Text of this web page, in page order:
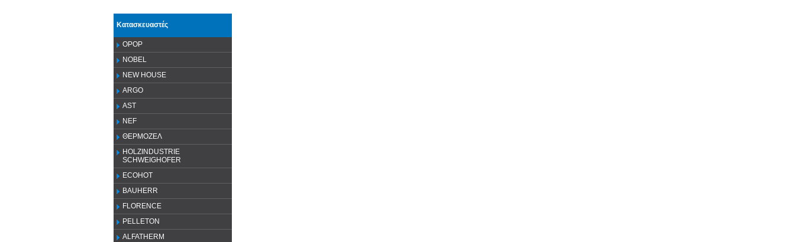
Κατασκευαστές
OPOP
NOBEL
NEW HOUSE
ARGO
AST
NEF
ΘΕΡΜΟΖΕΛ
HOLZINDUSTRIE
SCHWEIGHOFER
ECOHOT
BAUHERR
FLORENCE
PELLETON
ALFATHERM